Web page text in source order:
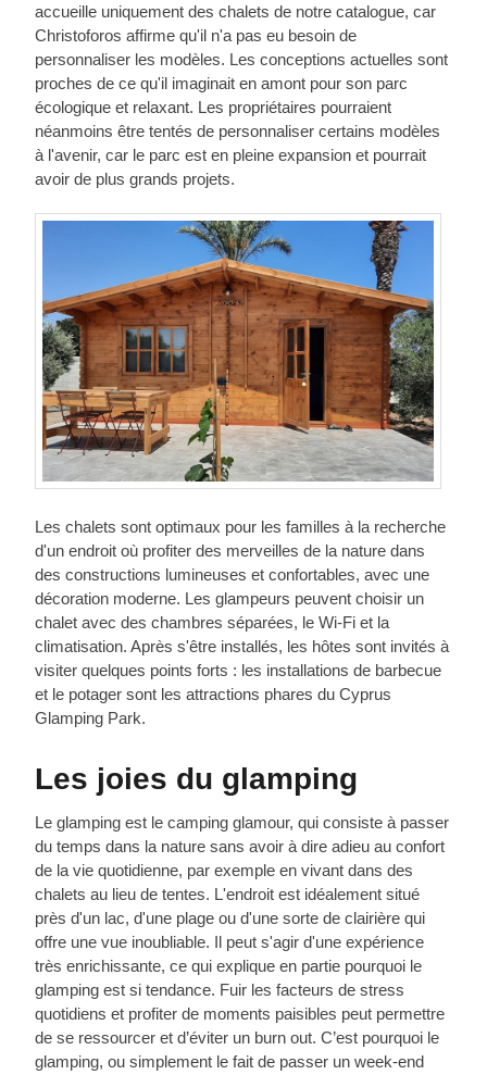
accueille uniquement des chalets de notre catalogue, car
Christoforos affirme qu'il n'a pas eu besoin de
personnaliser les modèles. Les conceptions actuelles sont
proches de ce qu'il imaginait en amont pour son parc
écologique et relaxant. Les propriétaires pourraient
néanmoins être tentés de personnaliser certains modèles
à l'avenir, car le parc est en pleine expansion et pourrait
avoir de plus grands projets.
Les chalets sont optimaux pour les familles à la recherche
d'un endroit où profiter des merveilles de la nature dans
des constructions lumineuses et confortables, avec une
décoration moderne. Les glampeurs peuvent choisir un
chalet avec des chambres séparées, le Wi-Fi et la
climatisation. Après s'être installés, les hôtes sont invités à
visiter quelques points forts : les installations de barbecue
et le potager sont les attractions phares du Cyprus
Glamping Park.
Les joies du glamping
Le glamping est le camping glamour, qui consiste à passer
du temps dans la nature sans avoir à dire adieu au confort
de la vie quotidienne, par exemple en vivant dans des
chalets au lieu de tentes. L'endroit est idéalement situé
près d'un lac, d'une plage ou d'une sorte de clairière qui
offre une vue inoubliable. Il peut s'agir d'une expérience
très enrichissante, ce qui explique en partie pourquoi le
glamping est si tendance. Fuir les facteurs de stress
quotidiens et profiter de moments paisibles peut permettre
de se ressourcer et d’éviter un burn out. C’est pourquoi le
glamping, ou simplement le fait de passer un week-end